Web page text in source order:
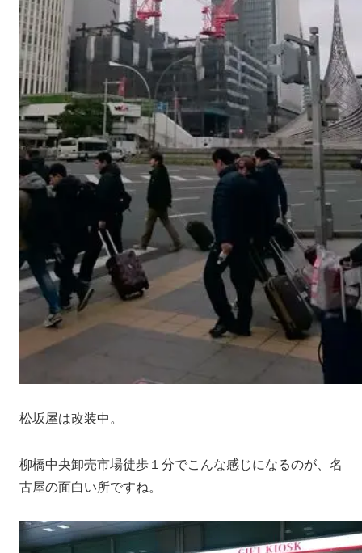
松坂屋は改装中。
柳橋中央卸売市場徒歩１分でこんな感じになるのが、名
古屋の面白い所ですね。